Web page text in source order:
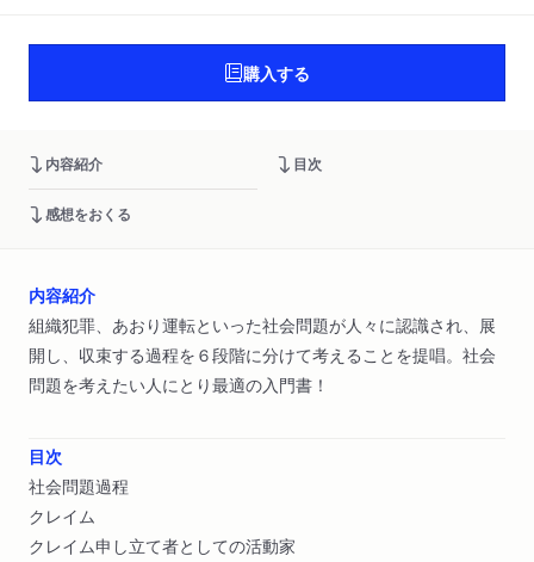
購入する
内容紹介 目次
感想をおくる
内容紹介
組織犯罪、あおり運転といった社会問題が人々に認識され、展
開し、収束する過程を６段階に分けて考えることを提唱。社会
問題を考えたい人にとり最適の入門書！
目次
社会問題過程
クレイム
クレイム申し立て者としての活動家